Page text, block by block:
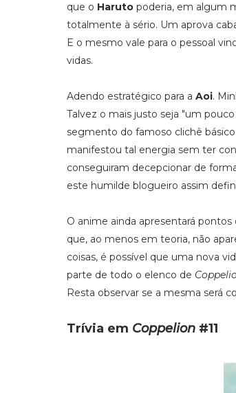
que o Haruto poderia, em algum
totalmente à sério. Um aprova
E o mesmo vale para o pessoal
vidas.
Adendo estratégico para a Aoi.
Talvez o mais justo seja "um
segmento do famoso clichê
manifestou tal energia sem ter
conseguiram decepcionar de
este humilde blogueiro assim
O anime ainda apresentará pontos
que, ao menos em teoria, não
coisas, é possível que uma nova
parte de todo o elenco de
Resta observar se a mesma será
Trívia em Coppelion #11